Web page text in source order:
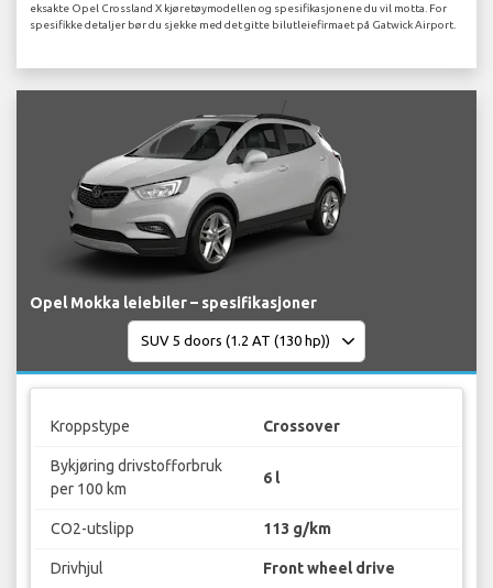
eksakte Opel Crossland X kjøretøymodellen og spesifikasjonene du vil motta. For
spesifikke detaljer bør du sjekke med det gitte bilutleiefirmaet på Gatwick Airport.
Opel Mokka leiebiler – spesifikasjoner
Kroppstype Crossover
Bykjøring drivstofforbruk
per 100 km
6 l
CO2-utslipp 113 g/km
Drivhjul Front wheel drive